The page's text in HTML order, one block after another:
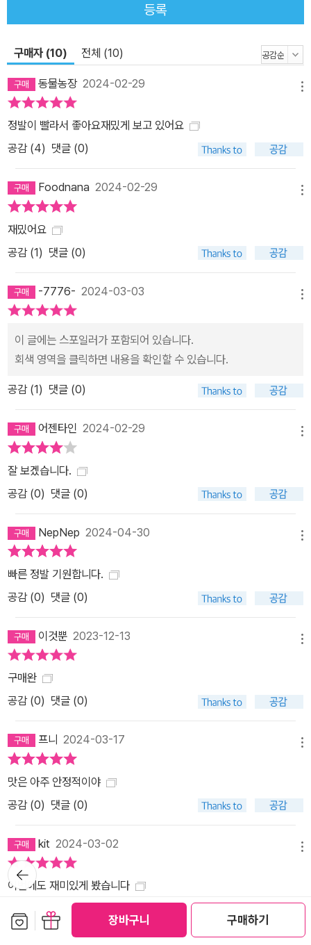
장바구니 구매하기
등록
구매자 (10) 전체 (10)
동물농장2024-02-29
정발이 빨라서 좋아요재밌게 보고 있어요
공감 (4) 댓글 (0)
Foodnana 2024-02-29
재밌어요
공감 (1) 댓글 (0)
-7776- 2024-03-03
이 글에는 스포일러가 포함되어 있습니다.
회색 영역을 클릭하면 내용을 확인할 수 있습니다.
공감 (1) 댓글 (0)
어젠타인 2024-02-29
잘 보겠습니다.
공감 (0) 댓글 (0)
NepNep 2024-04-30
빠른 정발 기원합니다.
공감 (0) 댓글 (0)
이것뿐 2023-12-13
구매완
공감 (0) 댓글 (0)
프니 2024-03-17
맛은 아주 안정적이야
공감 (0) 댓글 (0)
kit 2024-03-02
이번에도 재미있게 봤습니다
0 )댓글 (0)
뒤로가
기